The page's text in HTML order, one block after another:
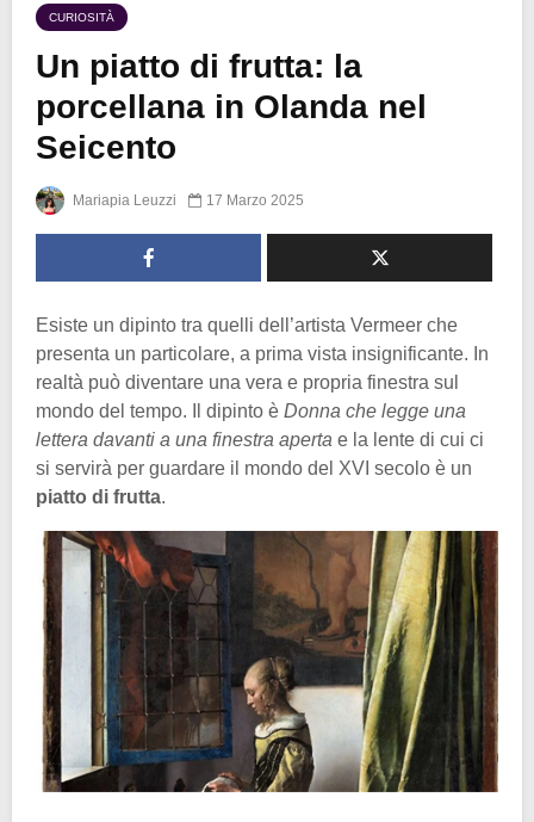
CURIOSITÀ
Un piatto di frutta: la
porcellana in Olanda nel
Seicento
Mariapia Leuzzi 17 Marzo 2025
Esiste un dipinto tra quelli dell’artista Vermeer che
presenta un particolare, a prima vista insignificante. In
realtà può diventare una vera e propria finestra sul
mondo del tempo. Il dipinto è Donna che legge una
lettera davanti a una finestra aperta e la lente di cui ci
si servirà per guardare il mondo del XVI secolo è un
piatto di frutta.